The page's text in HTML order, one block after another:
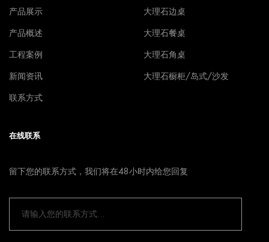
产品展示
产品概述
工程案例
新闻资讯
联系方式
大理石边桌
大理石餐桌
大理石角桌
大理石橱柜/岛式/沙发
在线联系
留下您的联系方式，我们将在48小时内给您回复